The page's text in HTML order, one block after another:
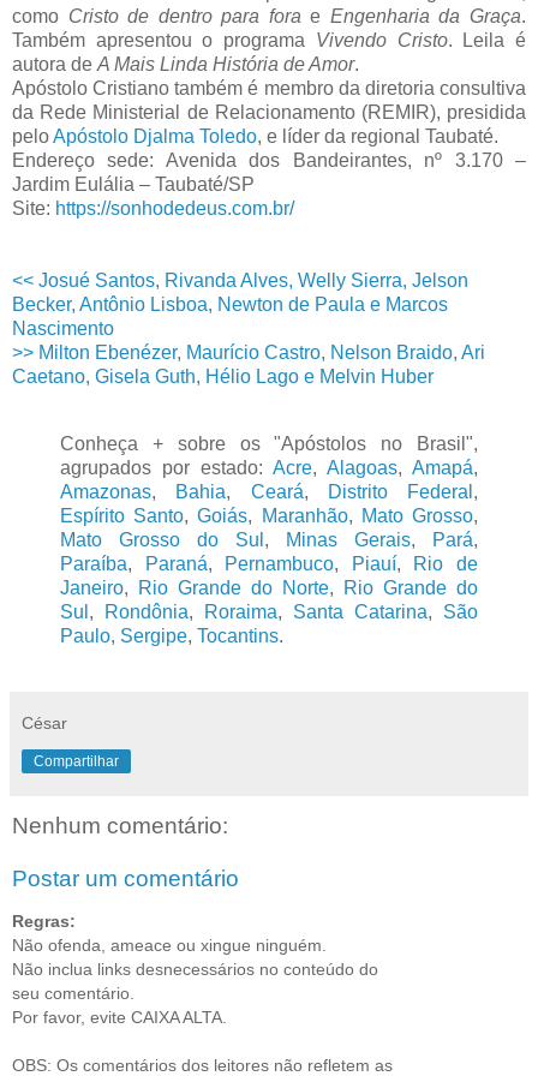
como Cristo de dentro para forae Engenharia da Graça.
Também apresentou o programa Vivendo Cristo. Leila é
autora deA Mais Linda História de Amor.
Apóstolo Cristiano também é membro da diretoria consultiva
da Rede Ministerial de Relacionamento (REMIR), presidida
peloApóstolo Djalma Toledo, e líder da regional Taubaté.
Endereço sede: Avenida dos Bandeirantes, nº 3.170 –
Jardim Eulália – Taubaté/SP
Site: https://sonhodedeus.com.br/
<< Josué Santos, Rivanda Alves, Welly Sierra, Jelson
Becker, Antônio Lisboa, Newton de Paula e Marcos
Nascimento
>> Milton Ebenézer, Maurício Castro, Nelson Braido, Ari
Caetano, Gisela Guth, Hélio Lago e Melvin Huber
Conheça + sobre os "Apóstolos no Brasil",
agrupados por estado: Acre, Alagoas, Amapá,
Amazonas, Bahia, Ceará, Distrito Federal ,
Espírito Santo,Goiás, Maranhão, Mato Grosso,
Mato Grosso do Sul , Minas Gerais, Pará,
Paraíba, Paraná, Pernambuco, Piauí, Rio de
Janeiro, Rio Grande do Norte,
Rio Grande do
Sul , Rondônia, Roraima, Santa Catarina, São
Paulo, Sergipe, Tocantins.
César
Compartilhar
Nenhum comentário:
Postar um comentário
Regras:
Não ofenda, ameace ou xingue ninguém.
Não inclua links desnecessários no conteúdo do
seu comentário.
Por favor, evite CAIXA ALTA.
OBS: Os comentários dos leitores não refletem as